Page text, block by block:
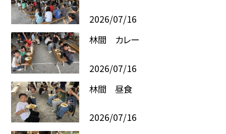
2026/07/16
林間 カレー
2026/07/16
林間 昼食
2026/07/16